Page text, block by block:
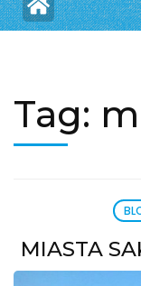
Tag:
MIASTA